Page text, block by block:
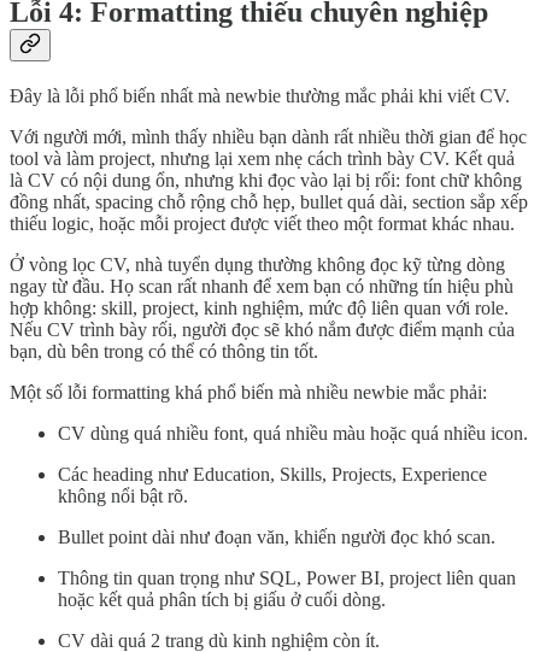
Lỗi 4: Formatting thiếu chuyên nghiệp
Đây là lỗi phổ biến nhất mà newbie thường mắc phải khi viết CV.
Với người mới, mình thấy nhiều bạn dành rất nhiều thời gian để học
tool và làm project, nhưng lại xem nhẹ cách trình bày CV. Kết quả
là CV có nội dung ổn, nhưng khi đọc vào lại bị rối: font chữ không
đồng nhất, spacing chỗ rộng chỗ hẹp, bullet quá dài, section sắp xếp
thiếu logic, hoặc mỗi project được viết theo một format khác nhau.
Ở vòng lọc CV, nhà tuyển dụng thường không đọc kỹ từng dòng
ngay từ đầu. Họ scan rất nhanh để xem bạn có những tín hiệu phù
hợp không: skill, project, kinh nghiệm, mức độ liên quan với role.
Nếu CV trình bày rối, người đọc sẽ khó nắm được điểm mạnh của
bạn, dù bên trong có thể có thông tin tốt.
Một số lỗi formatting khá phổ biến mà nhiều newbie mắc phải:
CV dùng quá nhiều font, quá nhiều màu hoặc quá nhiều icon.
Các heading như Education, Skills, Projects, Experience
không nổi bật rõ.
Bullet point dài như đoạn văn, khiến người đọc khó scan.
Thông tin quan trọng như SQL, Power BI, project liên quan
hoặc kết quả phân tích bị giấu ở cuối dòng.
CV dài quá 2 trang dù kinh nghiệm còn ít.